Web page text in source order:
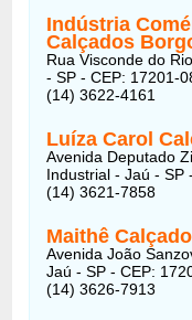
Indústria
Calçados
Rua Visconde do
- SP - CEP: 17201-
(14) 3622-4161
Luíza Carol
Avenida Deputado
Industrial - Jaú - SP
(14) 3621-7858
Maithê
Avenida João
Jaú - SP - CEP:
(14) 3626-7913